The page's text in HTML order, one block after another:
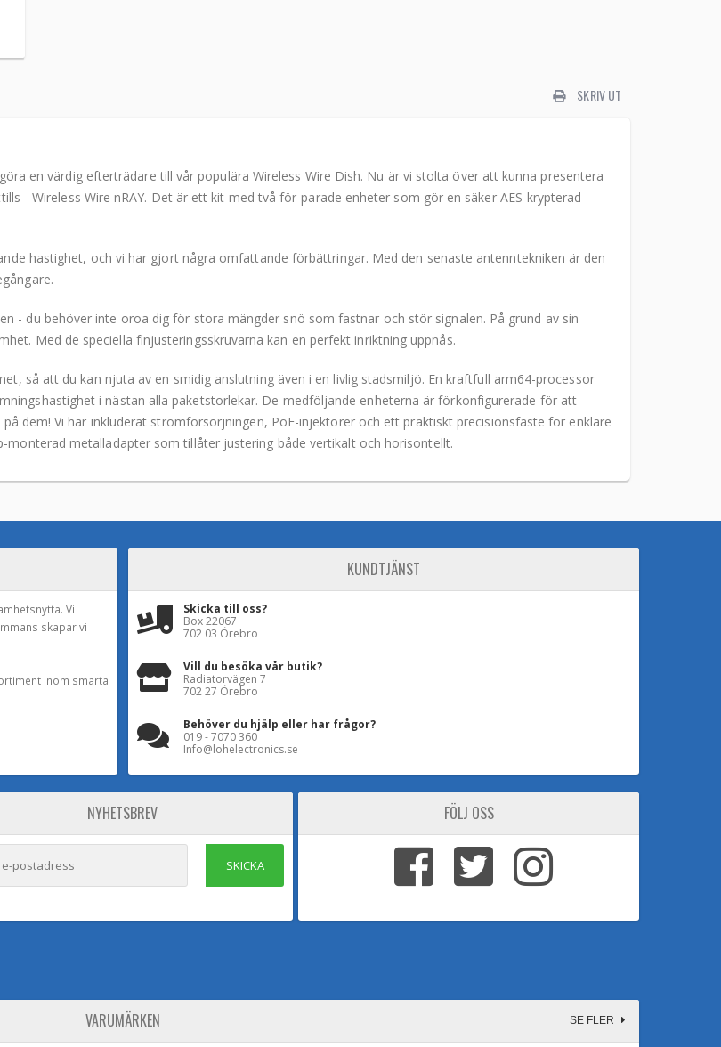
SKRIV UT
en värdig efterträdare till vår populära Wireless Wire Dish. Nu är vi stolta över att kunna presentera
- Wireless Wire nRAY. Det är ett kit med två för-parade enheter som gör en säker AES-krypterad
hastighet, och vi har gjort några omfattande förbättringar. Med den senaste antenntekniken är den
- du behöver inte oroa dig för stora mängder snö som fastnar och stör signalen. På grund av sin
Med de speciella finjusteringsskruvarna kan en perfekt inriktning uppnås.
så att du kan njuta av en smidig anslutning även i en livlig stadsmiljö. En kraftfull arm64-processor
i nästan alla paketstorlekar. De medföljande enheterna är förkonfigurerade för att
dem! Vi har inkluderat strömförsörjningen, PoE-injektorer och ett praktiskt precisionsfäste för enklare
monterad metalladapter som tillåter justering både vertikalt och horisontellt.
Vi
skapar vi
inom smarta
KUNDTJÄNST
Skicka till oss?
Box 22067
702 03 Örebro
Vill du besöka vår butik?
Radiatorvägen 7
702 27 Örebro
Behöver du hjälp eller har frågor?
019 - 7070 360
Info@lohelectronics.se
NYHETSBREV
SKICKA
FÖLJ OSS
VARUMÄRKEN SE FLER